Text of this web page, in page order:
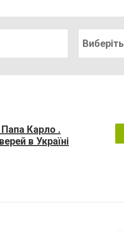
Виберіть
Папа Карло .
в Україні